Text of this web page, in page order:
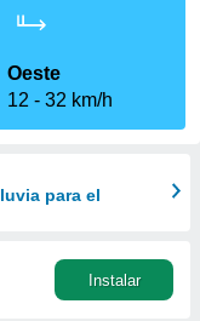
Oeste
12
32 km/h
para el
Instalar